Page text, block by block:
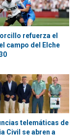
refuerza el
campo del Elche
telemáticas de
Civil se abren a